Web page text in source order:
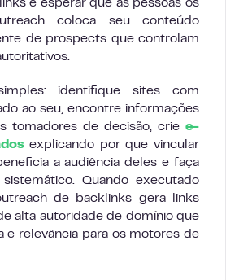
e esperar que as pessoas os
coloca seu conteúdo
de prospects que controlam
identifique sites com
ao seu, encontre informações
tomadores de decisão, crie e-
explicando por que vincular
a audiência deles e faça
Quando executado
de backlinks gera links
alta autoridade de domínio que
e relevância para os motores de